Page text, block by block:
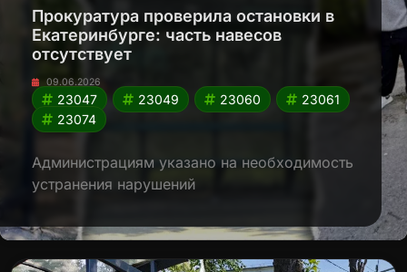
Прокуратура проверила остановки в
Екатеринбурге: часть навесов
отсутствует
09.06.2026
23047 23049 23060
23061
23074
Администрациям указано на необходимость
устранения нарушений